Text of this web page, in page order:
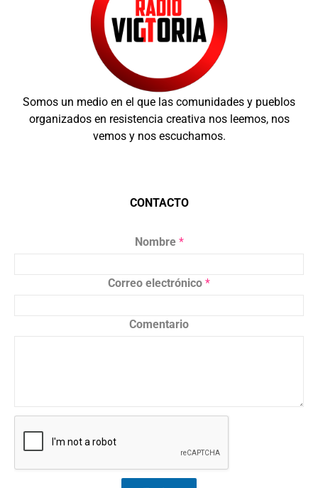
Somos un medio en el que las comunidades y pueblos
organizados en resistencia creativa nos leemos, nos
vemos y nos escuchamos.
CONTACTO
Nombre *
Correo electrónico *
Comentario